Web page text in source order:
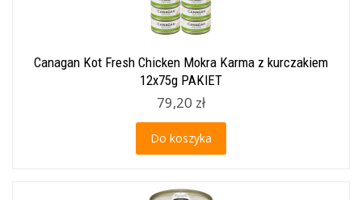
Canagan Kot Fresh Chicken Mokra Karma z kurczakiem
12x75g PAKIET
79,20 zł
Do koszyka